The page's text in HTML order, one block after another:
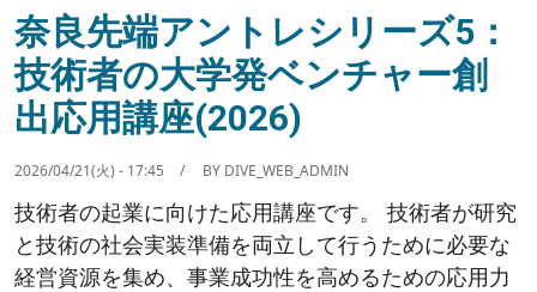
奈良先端アントレシリーズ5：
技術者の大学発ベンチャー創
出応用講座(2026)
2026/04/21(火) - 17:45 BY DIVE_WEB_ADMIN
技術者の起業に向けた応用講座です。 技術者が研究
と技術の社会実装準備を両立して行うために必要な
経営資源を集め、事業成功性を高めるための応用力